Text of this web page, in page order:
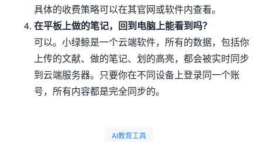
具体的收费策略可以在其官网或软件内查看。
在平板上做的笔记，回到电脑上能看到吗？
可以。小绿鲸是一个云端软件，所有的数据，包括你
上传的文献、做的笔记、划的高亮，都会被实时同步
到云端服务器。只要你在不同设备上登录同一个账
号，所有内容都是完全同步的。
AI教育工具